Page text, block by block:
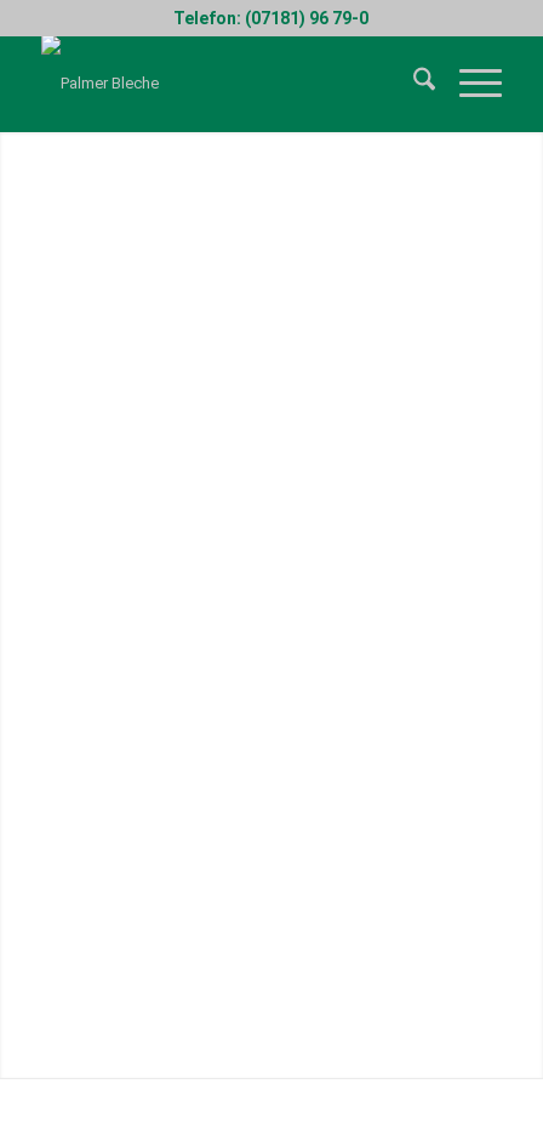
Telefon: (07181) 96 79-0